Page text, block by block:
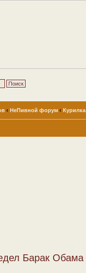
‹ НеПивной форум ‹ Курилка
Барак Обама